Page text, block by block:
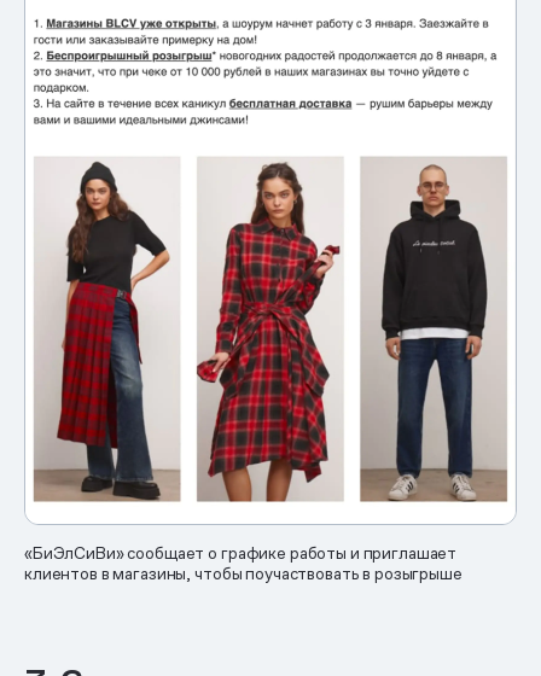
«БиЭлСиВи» сообщает о графике работы и приглашает
клиентов в магазины, чтобы поучаствовать в розыгрыше